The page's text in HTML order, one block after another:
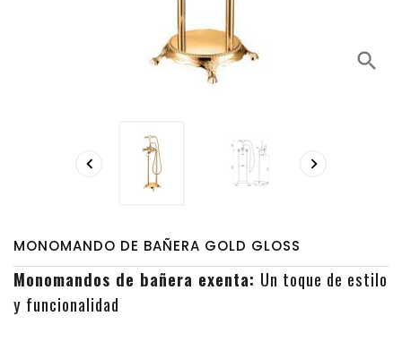
search
 
MONOMANDO DE BAÑERA GOLD GLOSS
Monomandos de bañera exenta: Un toque de estilo
y funcionalidad